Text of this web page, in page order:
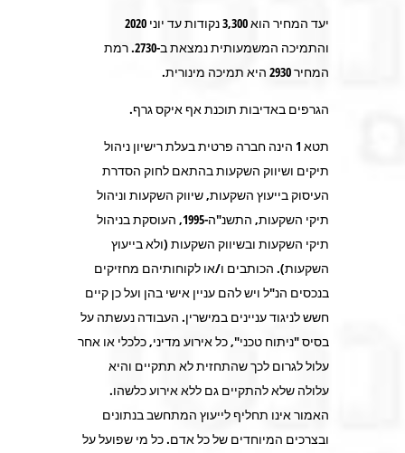
יעד המחיר הוא 3,300 נקודות עד יוני 2020
והתמיכה המשמעותית נמצאת ב-2730. רמת
המחיר 2930 היא תמיכה מינורית.
הגרפים באדיבות תוכנת אף איקס גרף.
תטא 1 הינה חברה פרטית בעלת רישיון ניהול
תיקים ושיווק השקעות בהתאם לחוק הסדרת
העיסוק בייעוץ השקעות, שיווק השקעות וניהול
תיקי השקעות, התשנ"ה-1995, העוסקת בניהול
תיקי השקעות ובשיווק השקעות (ולא בייעוץ
השקעות). הכותבים ו/או לקוחותיהם מחזיקים
בנכסים הנ"ל ויש להם עניין אישי בהן ועל כן קיים
חשש לניגוד עניינים במישרין. העבודה נעשתה על
בסיס "ניתוח טכני", כל אירוע מדיני, כלכלי או אחר
עלול לגרום לכך שהתחזית לא תתקיים והיא
עלולה שלא להתקיים גם ללא אירוע כלשהו.
האמור אינו תחליף לייעוץ המתחשב בנתונים
ובצרכים המיוחדים של כל אדם. כל מי שפועל על